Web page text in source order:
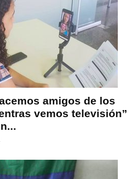
amigos de los
vemos televisión”